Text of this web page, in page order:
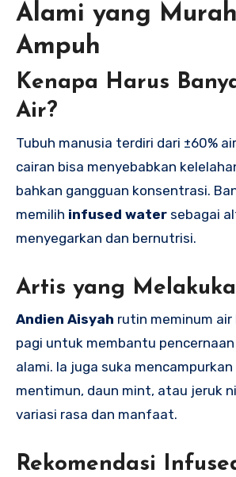
Alami yang
Ampuh
Kenapa Harus
Air?
Tubuh manusia terdiri dari ±60%
cairan bisa menyebabkan
bahkan gangguan konsentrasi.
memilih infused water sebagai
menyegarkan dan bernutrisi.
Artis yang
Andien Aisyah rutin meminum
pagi untuk membantu
alami. Ia juga suka
mentimun, daun mint, atau jeruk
variasi rasa dan manfaat.
Rekomendasi